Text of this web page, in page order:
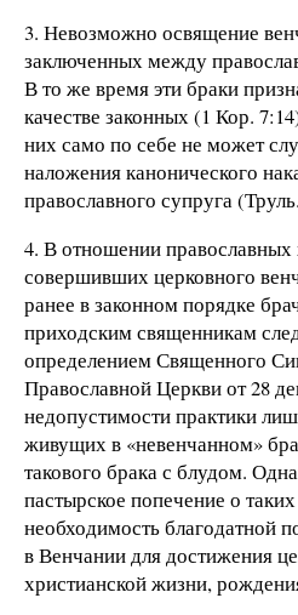
3. Невозможно освящение
заключенных между
В то же время эти браки
качестве законных (1 Кор.
них само по себе не может
наложения канонического
православного супруга
4. В отношении православных
совершивших церковного
ранее в законном порядке
приходским священникам
определением Священного
Православной Церкви от 28
недопустимости практики
живущих в «невенчанном»
такового брака с блудом.
пастырское попечение о
необходимость благодатной
в Венчании для достижения
христианской жизни,